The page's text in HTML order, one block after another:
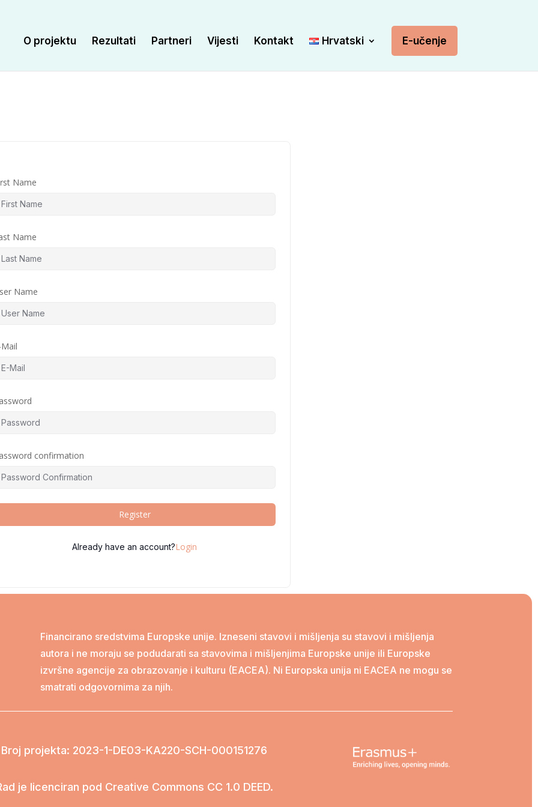
O projektu Rezultati Partneri Vijesti Kontakt Hrvatski E-učenje
Name
Name
Name
Mail
confirmation
Register
Already have an account?Login
Financirano sredstvima Europske unije. Izneseni stavovi i mišljenja su stavovi i mišljenja
autora i ne moraju se podudarati sa stavovima i mišljenjima Europske unije ili Europske
izvršne agencije za obrazovanje i kulturu (EACEA). Ni Europska unija ni EACEA ne mogu se
smatrati odgovornima za njih.
Broj projekta: 2023-1-DE03-KA220-SCH-000151276
je licenciran pod Creative Commons CC 1.0 DEED.